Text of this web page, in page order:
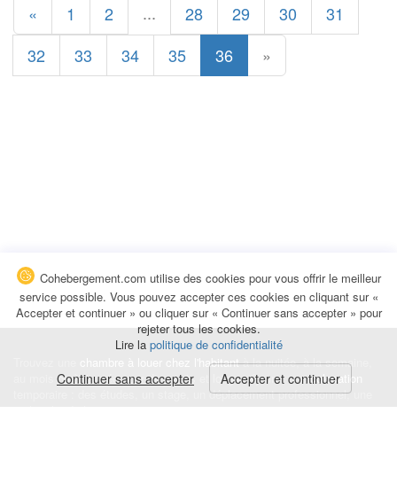
« 1 2 ... 28 29 30
31
32
33 34 35 36 »
chambre à louer chez l'habitantà la nuitée, à la semaine,
au mois ou à l'année pour de courts et longs séjours, unecolocation
temporaire : des études, un stage, un déplacement professionnel, une
Cohebergement.com utilise des cookies pour vous offrir le meilleur
service possible. Vous pouvez accepter ces cookies en cliquant sur «
Accepter et continuer » ou cliquer sur « Continuer sans accepter » pour
rejeter tous les cookies.
Lire la politique de confidentialité
Continuer sans accepter Accepter et continuer